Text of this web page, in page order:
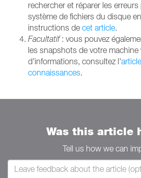
rechercher et réparer les
système de fichiers du disque
instructions de cet article.
Facultatif: vous pouvez
les snapshots de votre machine
d'informations, consultez l'
connaissances.
Was this article
Tell us how we can